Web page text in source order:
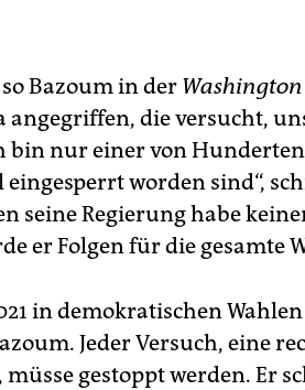
Bazoum in der Washington
die versucht,
bin nur einer von
worden sind“,
seine Regierung habe
er Folgen für die gesamte
in demokratischen
Jeder Versuch, eine
gestoppt werden. Er